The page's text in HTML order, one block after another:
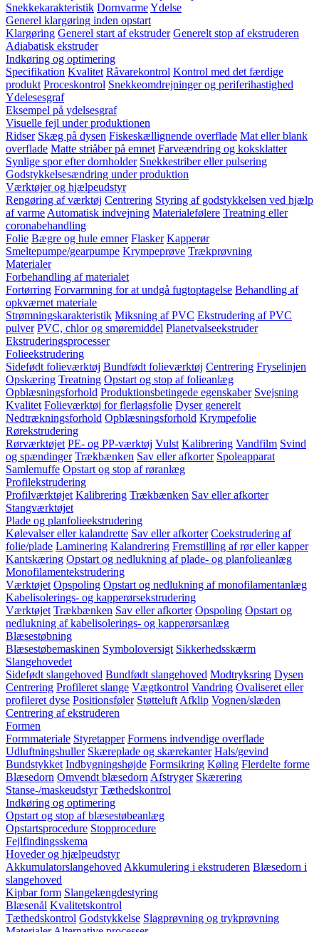
Snekkekarakteristik DornvarmeYdelse
Generel klargøring inden opstart
Klargøring Generel start af ekstruder Generelt stop af ekstruderen
Adiabatisk ekstruder
Indkøring og optimering
Specifikation Kvalitet Råvarekontrol Kontrol med det færdige
produkt Proceskontrol Snekkeomdrejninger og periferihastighed
Ydelesesgraf
Eksempel på ydelsesgraf
Visuelle fejl under produktionen
Ridser Skæg på dysen Fiskeskællignende overflade Mat eller blank
overflade Matte striåber på emnet Farveændring og koksklatter
Synlige spor efter dornholder Snekkestriber eller pulsering
Godstykkelsesændring under produktion
Værktøjer og hjælpeudstyr
Rengøring af værktøj Centrering Styring af godstykkelsen ved hjælp
af varme Automatisk indvejning Materialefølere Treatning eller
coronabehandling
Folie Bægre og hule emner Flasker Kapperør
Smeltepumpe/gearpumpe Krympeprøve Trækprøvning
Materialer
Forbehandling af materialet
Fortørring Forvarmning for at undgå fugtoptagelse Behandling af
opkværnet materiale
Strømningskarakteristik Miksning af PVC Ekstrudering af PVC
pulver PVC, chlor og smøremiddel Planetvalseekstruder
Ekstruderingsprocesser
Folieekstrudering
Sidefødt folieværktøj Bundfødt folieværktøj Centrering Fryselinjen
Opskæring Treatning Opstart og stop af folieanlæg
Opblæsningsforhold Produktionsbetingede egenskaber Svejsning
Kvalitet Folieværktøj for flerlagsfolie Dyser generelt
Nedtrækningsforhold Opblæsningsforhold Krympefolie
Rørekstrudering
Rørværktøjet PE- og PP-værktøj Vulst Kalibrering Vandfilm Svind
og spændinger Trækbænken Sav eller afkorter Spoleapparat
Samlemuffe Opstart og stop af røranlæg
Profilekstrudering
Profilværktøjet Kalibrering Trækbænken Sav eller afkorter
Stangværktøjet
Plade og planfolieekstrudering
Kølevalser eller kalandrette Sav eller afkorter Coekstrudering af
folie/plade Laminering Kalandrering Fremstilling af rør eller kapper
Kantskæring Opstart og nedlukning af plade- og planfolieanlæg
Monofilamentekstrudering
Værktøjet Opspoling Opstart og nedlukning af monofilamentanlæg
Kabelisolerings- og kapperørsekstrudering
Værktøjet Trækbænken Sav eller afkorter Opspoling Opstart og
nedlukning af kabelisolerings- og kapperørsanlæg
Blæsestøbning
Blæsestøbemaskinen Symboloversigt Sikkerhedsskærm
Slangehovedet
Sidefødt slangehoved Bundfødt slangehoved Modtryksring Dysen
Centrering Profileret slange Vægtkontrol Vandring Ovaliseret eller
profileret dyse Positionsføler Støtteluft Afklip Vognen/slæden
Centrering af ekstruderen
Formen
Formmateriale Styretapper Formens indvendige overflade
Udluftningshuller Skæreplade og skærekanter Hals/gevind
Bundstykket Indbygningshøjde Formsikring Køling Flerdelte forme
Blæsedorn Omvendt blæsedorn Afstryger Skærering
Stanse-/maskeudstyr Tæthedskontrol
Indkøring og optimering
Opstart og stop af blæsestøbeanlæg
Opstartsprocedure Stopprocedure
Fejlfindingsskema
Hoveder og hjælpeudstyr
Akkumulatorslangehoved Akkumulering i ekstruderen Blæsedorn i
slangehoved
Kipbar form Slangelængdestyring
Blæsenål Kvalitetskontrol
Tæthedskontrol Godstykkelse Slagprøvning og trykprøvning